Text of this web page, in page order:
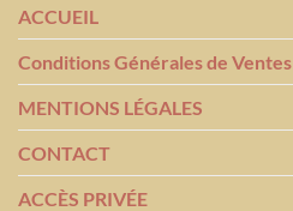
ACCUEIL
Conditions Générales de Ventes
MENTIONS LÉGALES
CONTACT
ACCÈS PRIVÉE